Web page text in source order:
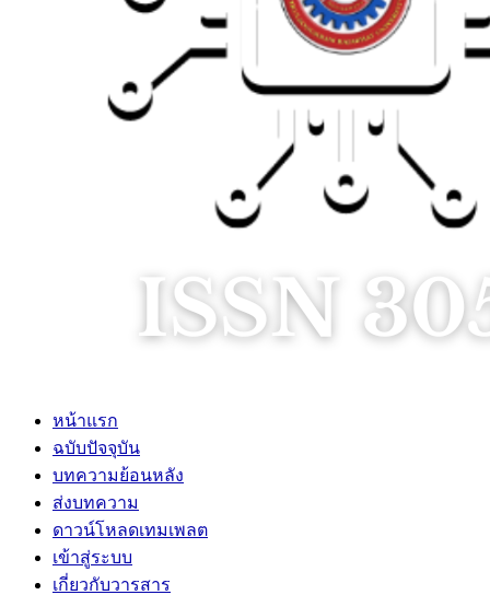
หน้าแรก
ฉบับปัจจุบัน
บทความย้อนหลัง
ส่งบทความ
ดาวน์โหลดเทมเพลต
เข้าสู่ระบบ
เกี่ยวกับวารสาร